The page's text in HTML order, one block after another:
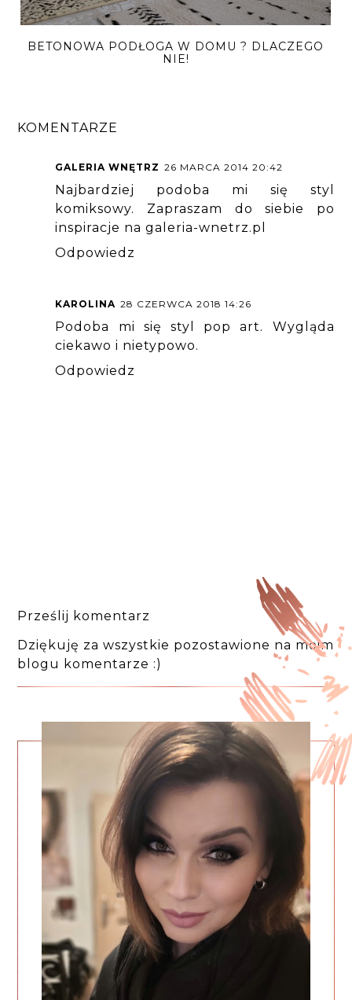
BETONOWA PODŁOGA W DOMU ? DLACZEGO
NIE!
KOMENTARZE
GALERIA WNĘTRZ 26 MARCA 2014 20:42
Najbardziej podoba mi się styl
komiksowy. Zapraszam do siebie po
inspiracje na galeria-wnetrz.pl
Odpowiedz
KAROLINA 28 CZERWCA 2018 14:26
Podoba mi się styl pop art. Wygląda
ciekawo i nietypowo.
Odpowiedz
Prześlij komentarz
Dziękuję za wszystkie pozostawione na moim
blogu komentarze :)